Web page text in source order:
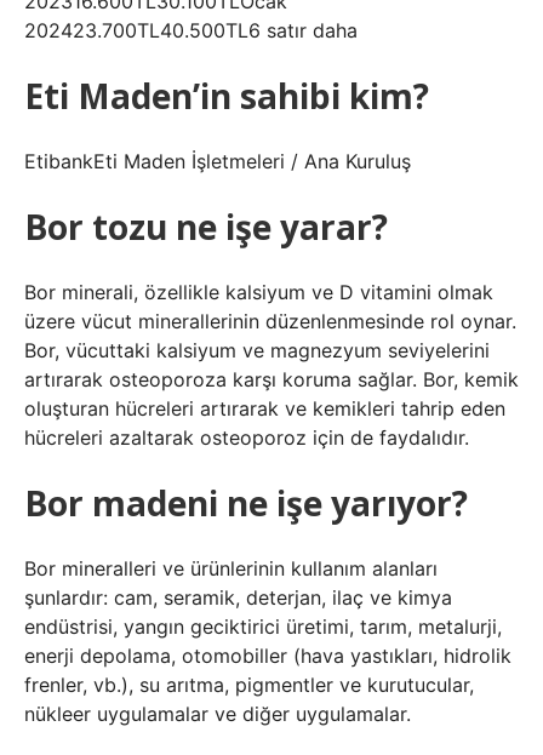
202423.700TL40.500TL6 satır daha
Eti Maden’in sahibi kim?
EtibankEti Maden İşletmeleri / Ana Kuruluş
Bor tozu ne işe yarar?
Bor minerali, özellikle kalsiyum ve D vitamini olmak
üzere vücut minerallerinin düzenlenmesinde rol oynar.
Bor, vücuttaki kalsiyum ve magnezyum seviyelerini
artırarak osteoporoza karşı koruma sağlar. Bor, kemik
oluşturan hücreleri artırarak ve kemikleri tahrip eden
hücreleri azaltarak osteoporoz için de faydalıdır.
Bor madeni ne işe yarıyor?
Bor mineralleri ve ürünlerinin kullanım alanları
şunlardır: cam, seramik, deterjan, ilaç ve kimya
endüstrisi, yangın geciktirici üretimi, tarım, metalurji,
enerji depolama, otomobiller (hava yastıkları, hidrolik
frenler, vb.), su arıtma, pigmentler ve kurutucular,
nükleer uygulamalar ve diğer uygulamalar.